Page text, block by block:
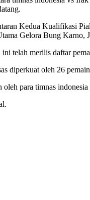
Kedua Kualifikasi
Gelora Bung Karno,
telah merilis daftar
diperkuat oleh 26
oleh para timnas indonesia